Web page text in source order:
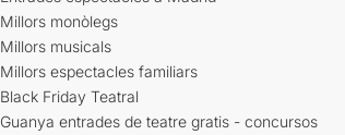
Millors monòlegs
Millors musicals
Millors espectacles familiars
Black Friday Teatral
Guanya entrades de teatre gratis - concursos